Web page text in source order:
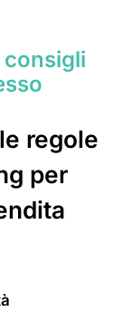
regole
per